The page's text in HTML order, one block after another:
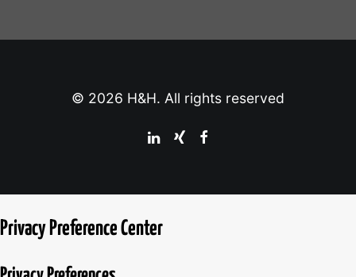
© 2026 H&H. All rights reserved
Privacy Preference Center